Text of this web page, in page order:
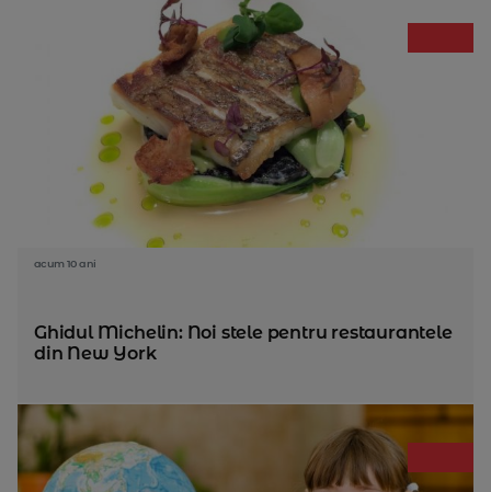
acum 10 ani
Ghidul Michelin: Noi stele pentru restaurantele
din New York